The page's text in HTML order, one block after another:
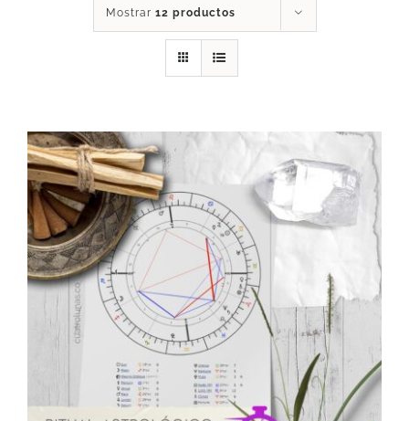
PRODUCTOS
ARTÍCULOS
ACERCA
CONTACTO
Mostrar 12 productos